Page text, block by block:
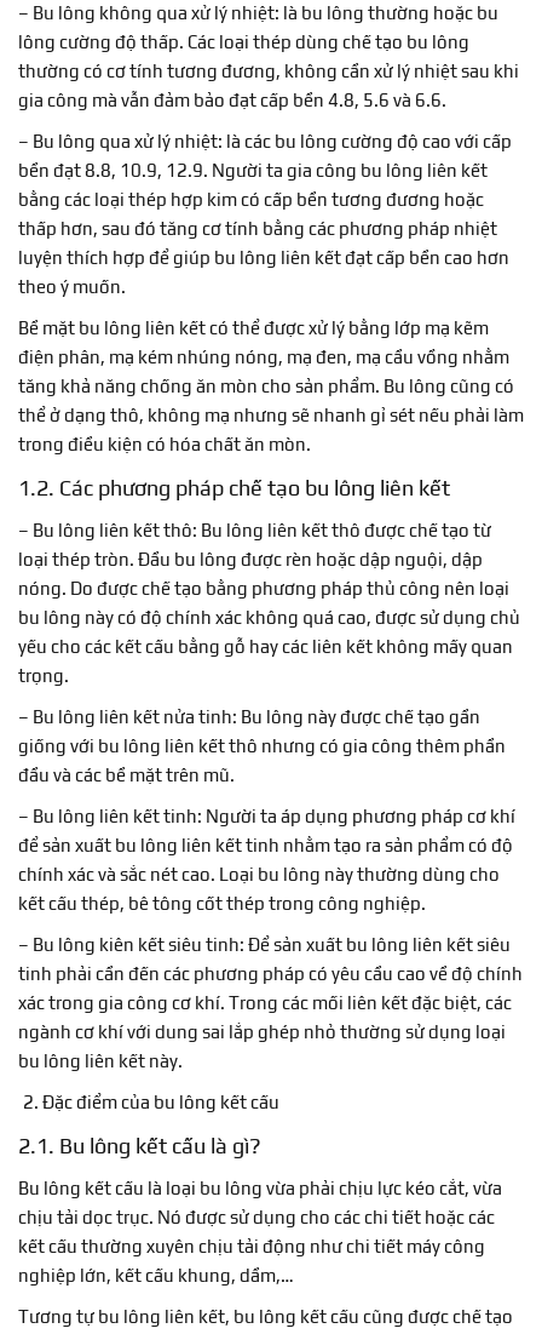
– Bu lông không qua xử lý nhiệt: là bu lông thường hoặc bu
lông cường độ thấp. Các loại thép dùng chế tạo bu lông
thường có cơ tính tương đương, không cần xử lý nhiệt sau khi
gia công mà vẫn đảm bảo đạt cấp bền 4.8, 5.6 và 6.6.
– Bu lông qua xử lý nhiệt: là các bu lông cường độ cao với cấp
bền đạt 8.8, 10.9, 12.9. Người ta gia công bu lông liên kết
bằng các loại thép hợp kim có cấp bền tương đương hoặc
thấp hơn, sau đó tăng cơ tính bằng các phương pháp nhiệt
luyện thích hợp để giúp bu lông liên kết đạt cấp bền cao hơn
theo ý muốn.
Bề mặt bu lông liên kết có thể được xử lý bằng lớp mạ kẽm
điện phân, mạ kém nhúng nóng, mạ đen, mạ cầu vồng nhằm
tăng khả năng chống ăn mòn cho sản phẩm. Bu lông cũng có
thể ở dạng thô, không mạ nhưng sẽ nhanh gỉ sét nếu phải làm
trong điều kiện có hóa chất ăn mòn.
1.2. Các phương pháp chế tạo bu lông liên kết
– Bu lông liên kết thô: Bu lông liên kết thô được chế tạo từ
loại thép tròn. Đầu bu lông được rèn hoặc dập nguội, dập
nóng. Do được chế tạo bằng phương pháp thủ công nên loại
bu lông này có độ chính xác không quá cao, được sử dụng chủ
yếu cho các kết cấu bằng gỗ hay các liên kết không mấy quan
trọng.
– Bu lông liên kết nửa tinh: Bu lông này được chế tạo gần
giống với bu lông liên kết thô nhưng có gia công thêm phần
đầu và các bề mặt trên mũ.
– Bu lông liên kết tinh: Người ta áp dụng phương pháp cơ khí
để sản xuất bu lông liên kết tinh nhằm tạo ra sản phẩm có độ
chính xác và sắc nét cao. Loại bu lông này thường dùng cho
kết cấu thép, bê tông cốt thép trong công nghiệp.
– Bu lông kiên kết siêu tinh: Để sản xuất bu lông liên kết siêu
tinh phải cần đến các phương pháp có yêu cầu cao về độ chính
xác trong gia công cơ khí. Trong các mối liên kết đặc biệt, các
ngành cơ khí với dung sai lắp ghép nhỏ thường sử dụng loại
bu lông liên kết này.
Đặc điểm của bu lông kết cấu
2.1. Bu lông kết cấu là gì?
Bu lông kết cấu là loại bu lông vừa phải chịu lực kéo cắt, vừa
chịu tải dọc trục. Nó được sử dụng cho các chi tiết hoặc các
kết cấu thường xuyên chịu tải động như chi tiết máy công
nghiệp lớn, kết cấu khung, dầm,…
Tương tự bu lông liên kết, bu lông kết cấu cũng được chế tạo